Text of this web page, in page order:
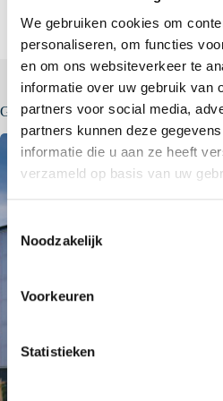
We gebruiken cookies om
personaliseren, om functies
en om ons websiteverkeer te
informatie over uw gebruik van
partners voor social media,
partners kunnen deze
informatie die u aan ze heeft
verzameld op basis van uw
T
m
Noodzakelijk
Voorkeuren
Statistieken
Gerelateerde berichten